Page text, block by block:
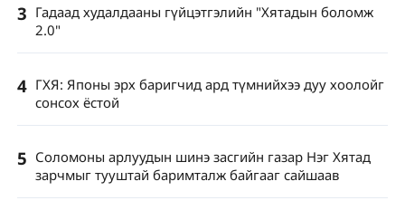
3 Гадаад худалдааны гүйцэтгэлийн "Хятадын боломж
2.0"
4 ГХЯ: Японы эрх баригчид ард түмнийхээ дуу хоолойг
сонсох ёстой
5 Соломоны арлуудын шинэ засгийн газар Нэг Хятад
зарчмыг тууштай баримталж байгааг сайшаав